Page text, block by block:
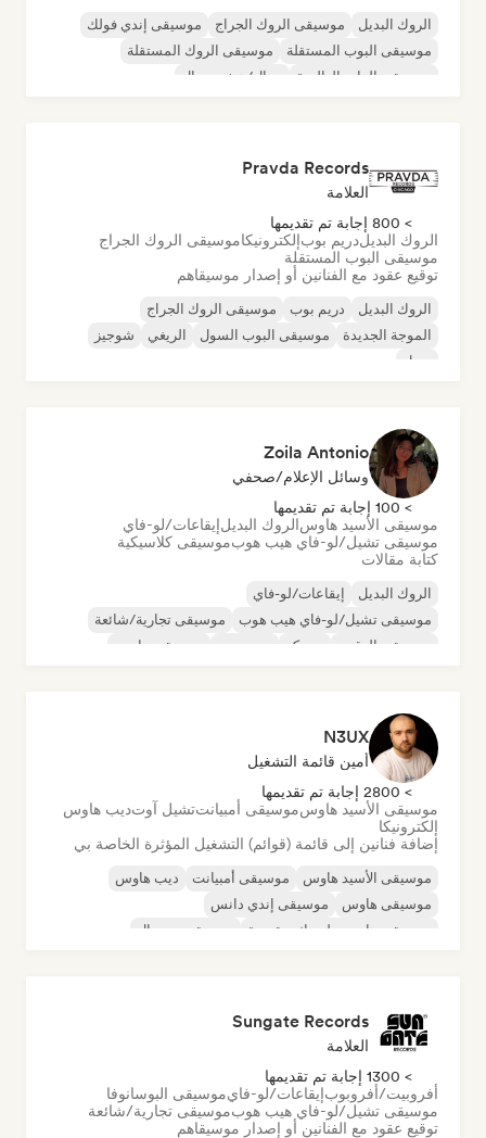
الروك البديل موسيقى الروك الجراج
موسيقى إندي فولك
موسيقى البوب المستقلة
موسيقى الروك المستقلة
موسيقى الراب العالمية
ميتال/هيفي ميتال
Pravda Records
العلامة
> 800 إجابة تم تقديمها
الروك البديلدريم بوبإلكترونيكاموسيقى الروك الجراج
موسيقى البوب المستقلة
توقيع عقود مع الفنانين أو إصدار موسيقاهم
الروك البديل دريم بوب
موسيقى الروك الجراج
الموجة الجديدة
موسيقى البوب السول الريغي
شوجيز
سول
Zoila Antonio
وسائل الإعلام/صحفي
> 100 إجابة تم تقديمها
موسيقى الأسيد هاوسالروك البديلإيقاعات/لو-فاي
موسيقى تشيل/لو-فاي هيب هوبموسيقى كلاسيكية
كتابة مقالات
الروك البديل
إيقاعات/لو-فاي
موسيقى تشيل/لو-فاي هيب هوب
موسيقى تجارية/شائعة
موسيقى الرقص
ديسكو موسيقى هاوس
N3UX
أمين قائمة التشغيل
> 2800 إجابة تم تقديمها
موسيقى الأسيد هاوسموسيقى أمبيانتتشيل آوتديب هاوس
إلكترونيكا
إضافة فنانين إلى قائمة (قوائم) التشغيل المؤثرة الخاصة بي
موسيقى الأسيد هاوس موسيقى أمبيانت
ديب هاوس
موسيقى هاوس
موسيقى إندي دانس
موسيقى هاوس ملوديك وتقدمية
موسيقى مينيمال
Sungate Records
العلامة
> 1300 إجابة تم تقديمها
أفروبيت/أفروبوبإيقاعات/لو-فايموسيقى البوسانوفا
موسيقى تشيل/لو-فاي هيب هوبموسيقى تجارية/شائعة
توقيع عقود مع الفنانين أو إصدار موسيقاهم